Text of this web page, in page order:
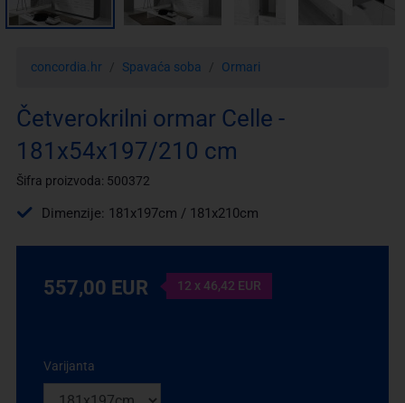
concordia.hr Spavaća soba Ormari
Četverokrilni ormar Celle -
181x54x197/210 cm
Šifra proizvoda: 500372
Dimenzije: 181x197cm / 181x210cm
557,00 EUR 12 x 46,42 EUR
Varijanta